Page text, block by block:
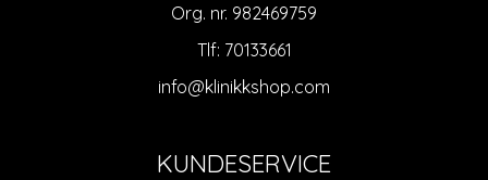
Org. nr. 982469759
Tlf: 70133661
info@klinikkshop.com
KUNDESERVICE